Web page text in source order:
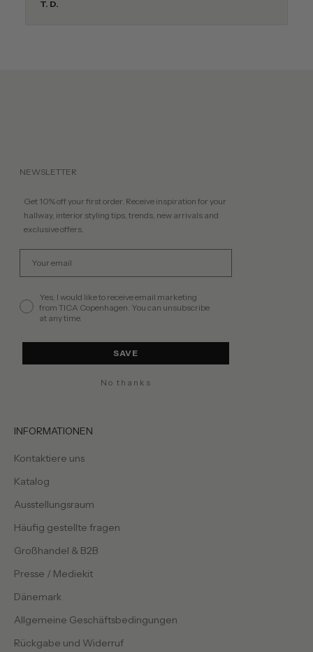
T. D.
NEWSLETTER
Get 10% off your first order. Receive inspiration for your
hallway, interior styling tips, trends, new arrivals and
exclusive offers.
Email
permission
Yes, I would like to receive email marketing
from TICA Copenhagen. You can unsubscribe
at any time.
SAVE
No thanks
INFORMATIONEN
Kontaktiere uns
Katalog
Ausstellungsraum
Häufig gestellte fragen
Großhandel & B2B
Presse / Mediekit
Dänemark
Allgemeine Geschäftsbedingungen
Rückgabe und Widerruf